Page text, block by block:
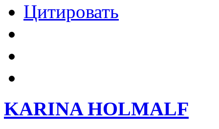
Цитировать
KARINA HOLMALF